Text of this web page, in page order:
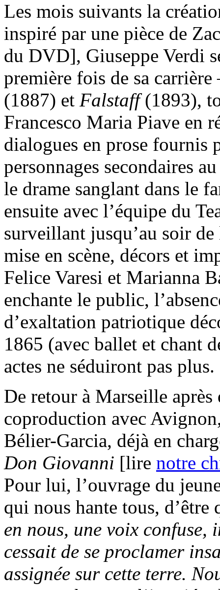
Les mois suivants la
inspiré par une pièce de
du DVD], Giuseppe Verdi
première fois de sa
(1887) et Falstaff(1893),
Francesco Maria Piave en
dialogues en prose fournis
personnages secondaires
le drame sanglant dans le
ensuite avec l’équipe du
surveillant jusqu’au soir
mise en scène, décors et
Felice Varesi et Marianna
enchante le public,
d’exaltation patriotique
1865 (avec ballet et chant
actes ne séduiront pas plus.
De retour à Marseille après
coproduction avec
Bélier-Garcia, déjà en
Don Giovanni [lire notre
Pour lui, l’ouvrage du
qui nous hante tous, d’être
en nous, une voix confuse,
cessait de se proclamer
assignée sur cette terre.